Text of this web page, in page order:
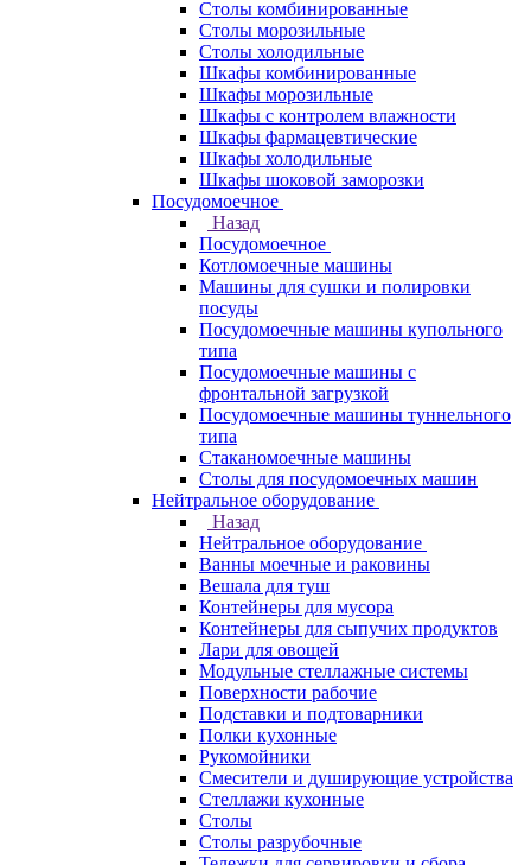
Столы комбинированные
Столы морозильные
Столы холодильные
Шкафы комбинированные
Шкафы морозильные
Шкафы с контролем влажности
Шкафы фармацевтические
Шкафы холодильные
Шкафы шоковой заморозки
Посудомоечное
Назад
Посудомоечное
Котломоечные машины
Машины для сушки и полировки
посуды
Посудомоечные машины купольного
типа
Посудомоечные машины с
фронтальной загрузкой
Посудомоечные машины туннельного
типа
Стаканомоечные машины
Столы для посудомоечных машин
Нейтральное оборудование
Назад
Нейтральное оборудование
Ванны моечные и раковины
Вешала для туш
Контейнеры для мусора
Контейнеры для сыпучих продуктов
Лари для овощей
Модульные стеллажные системы
Поверхности рабочие
Подставки и подтоварники
Полки кухонные
Рукомойники
Смесители и душирующие устройства
Стеллажи кухонные
Столы
Столы разрубочные